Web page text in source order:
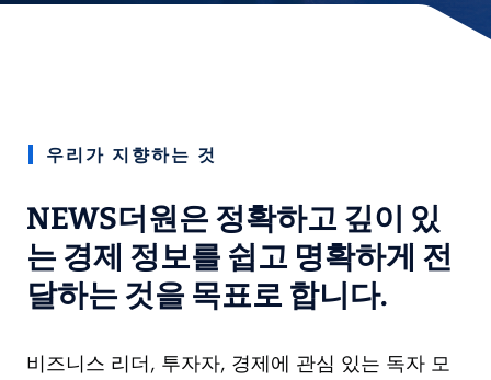
우리가 지향하는 것
NEWS더원은 정확하고 깊이 있
는 경제 정보를 쉽고 명확하게 전
달하는 것을 목표로 합니다.
비즈니스 리더, 투자자, 경제에 관심 있는 독자 모